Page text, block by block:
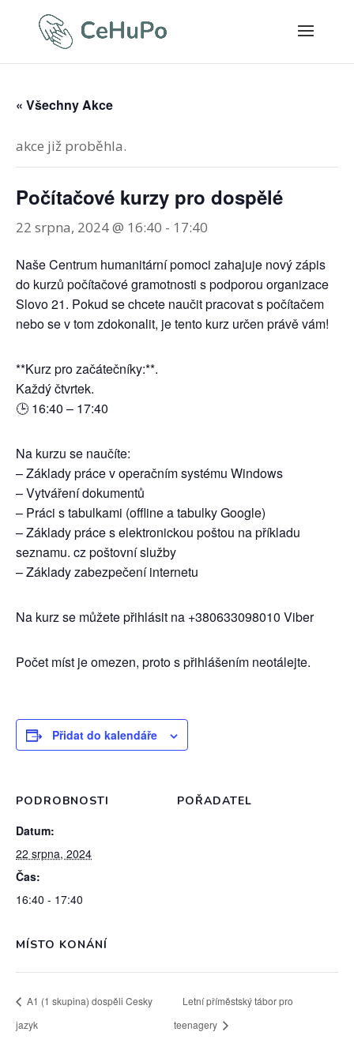
« Všechny Akce
akce již proběhla.
Počítačové kurzy pro dospělé
22 srpna, 2024 @ 16:40 - 17:40
Naše Centrum humanitární pomoci zahajuje nový zápis
do kurzů počítačové gramotnosti s podporou organizace
Slovo 21. Pokud se chcete naučit pracovat s počítačem
nebo se v tom zdokonalit, je tento kurz určen právě vám!
**Kurz pro začátečníky:**.
Každý čtvrtek.
🕒 16:40 – 17:40
Na kurzu se naučíte:
– Základy práce v operačním systému Windows
– Vytváření dokumentů
– Práci s tabulkami (offline a tabulky Google)
– Základy práce s elektronickou poštou na příkladu
seznamu. cz poštovní služby
– Základy zabezpečení internetu
Na kurz se můžete přihlásit na +380633098010 Viber
Počet míst je omezen, proto s přihlášením neotálejte.
Přidat do kalendáře
PODROBNOSTI
Datum:
22 srpna, 2024
Čas:
16:40 - 17:40
POŘADATEL
MÍSTO KONÁNÍ
A1 (1 skupina) dospěli Cesky
jazyk
Letní příměstský tábor pro
teenagery